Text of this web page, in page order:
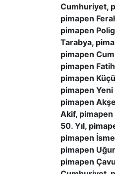
Cumhuriyet,
pimapen
pimapen
Tarabya,
pimapen
pimapen
pimapen
pimapen
pimapen
Akif,
50. Yıl,
pimapen
pimapen
pimapen